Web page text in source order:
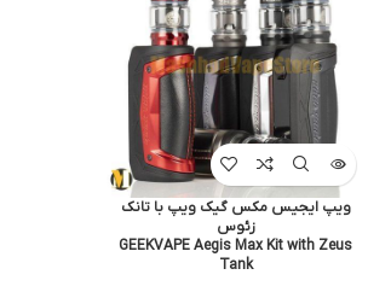
ویپ ایجیس مکس گیک ویپ با تانک
زئوس
GEEKVAPE Aegis Max Kit with Zeus
Tank